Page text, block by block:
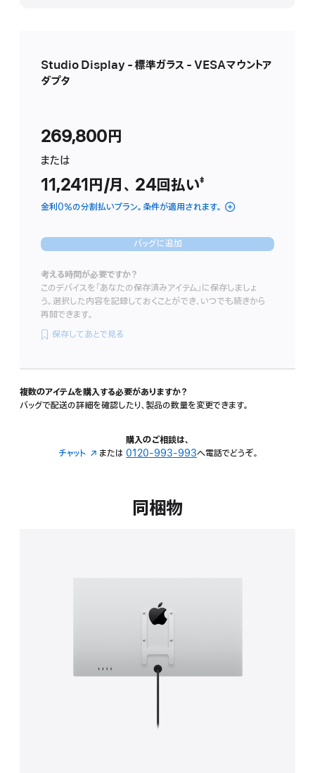
Studio Display - 標準ガラス - VESAマウントア
ダプタ
269,800円
ま た は
11,241円/月、 月
額
24回払い支払い回数
（二重短剣符の脚
‡
金利0％の分割払いプラン。条件が適用されます。
バッグに追加
考える時間が必要ですか？
このデバイスを「あなたの保存済みアイテム」に保存しましょ
う。選択した内容を記録しておくことができ、いつでも続きから
再開できます。
保存してあとで見る
複数のアイテムを購入する必要がありますか？
バッグで配送の詳細を確認したり、製品の数量を変更できます。
購入のご相談は、
チャット （新または 0120-993-993へ電話でどうぞ。
同梱物